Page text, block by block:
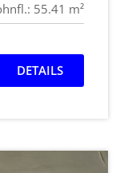
55.41 m²
DETAILS